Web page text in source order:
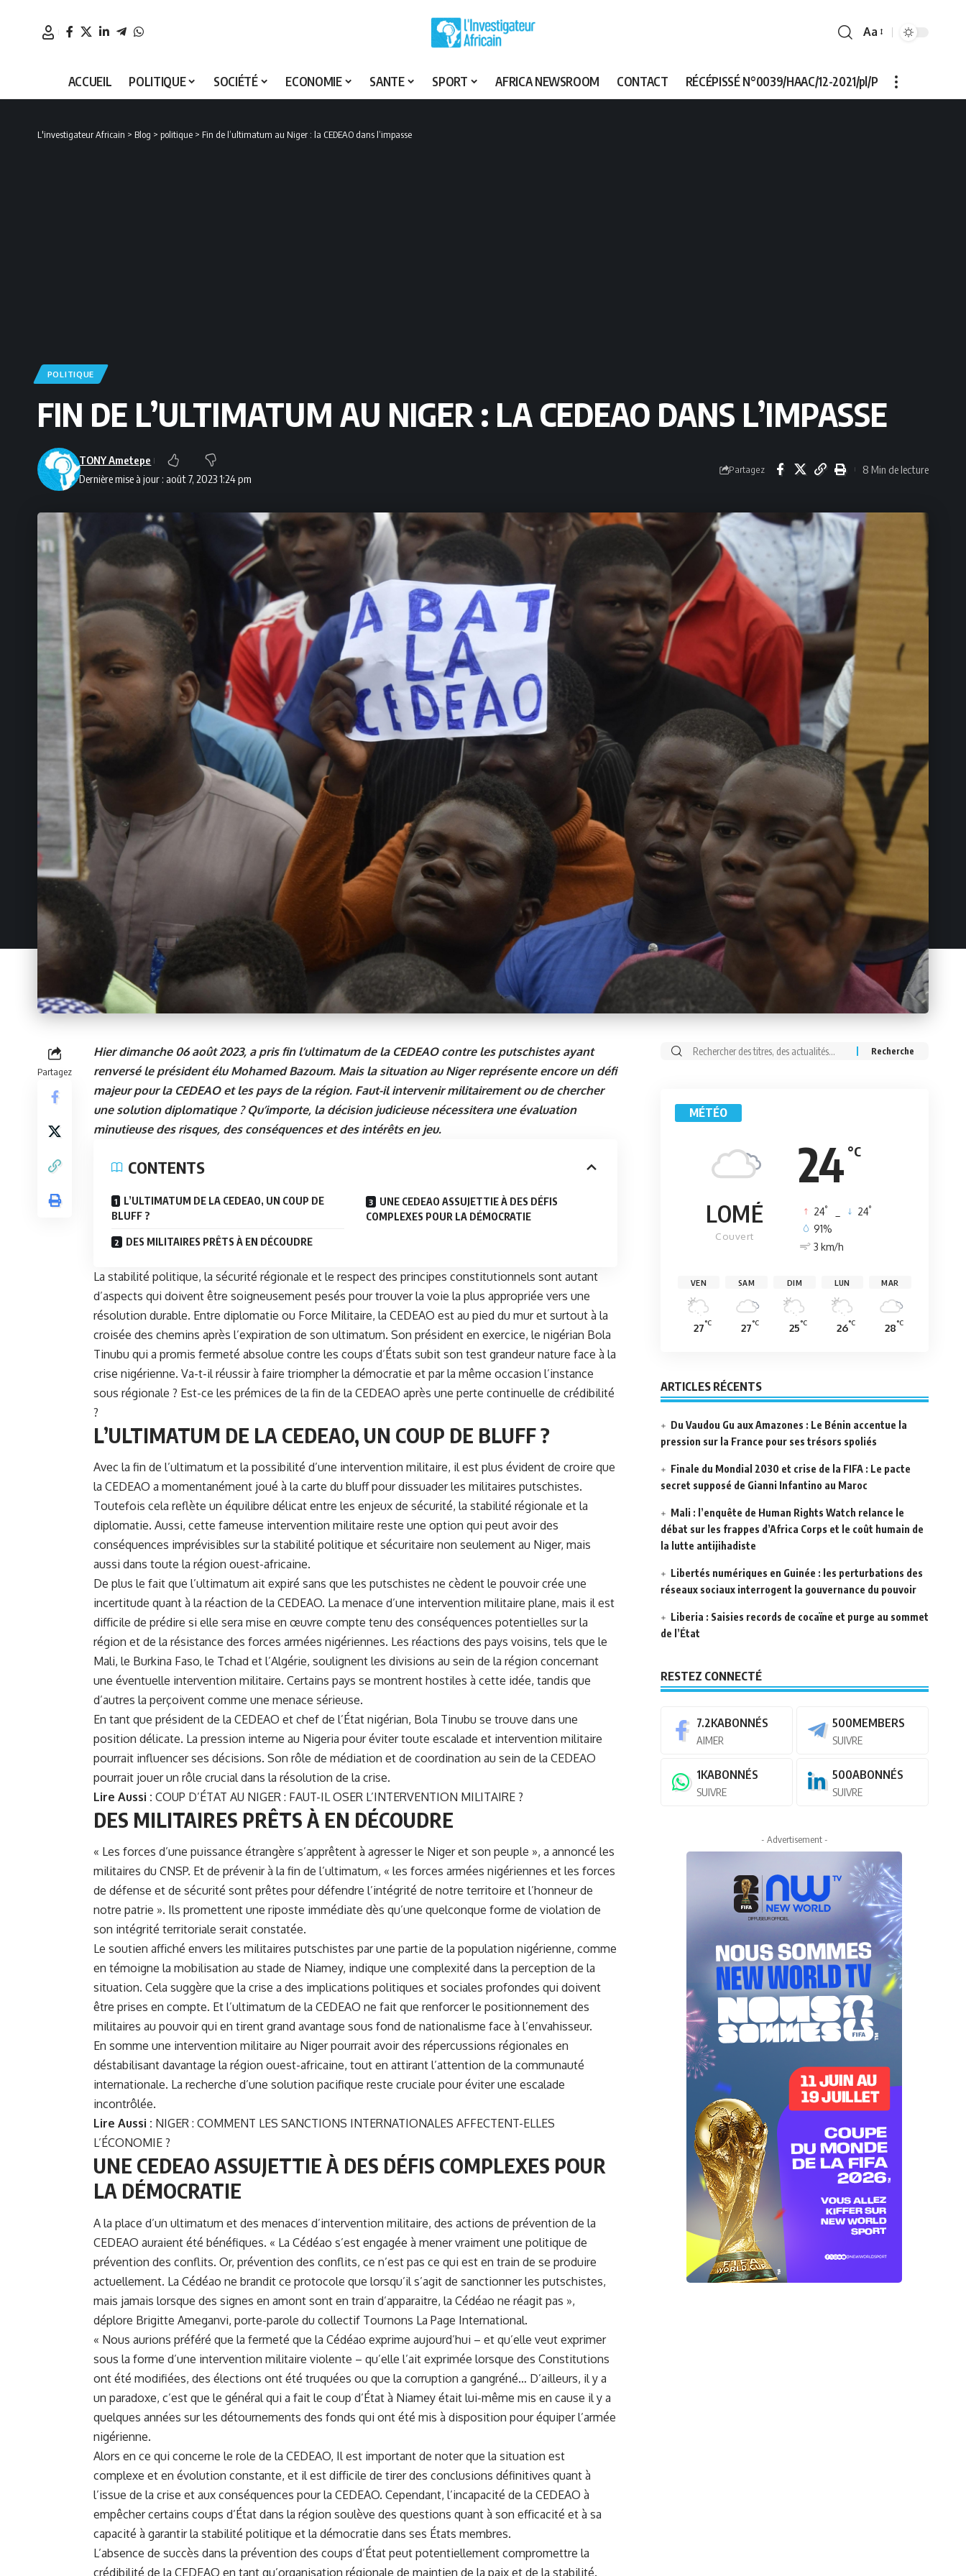
Font
Aa
ACCUEIL POLITIQUE SOCIÉTÉ ECONOMIE SANTE SPORT AFRICA NEWSROOM CONTACT RÉCÉPISSÉ N°0039/HAAC/12-2021/pl/P
L'investigateur Africain > Blog > politique > Fin de l’ultimatum au Niger : la CEDEAO dans l’impasse
POLITIQUE
FIN DE L’ULTIMATUM AU NIGER : LA CEDEAO DANS L’IMPASSE
Dernière mise à jour : août 7, 2023 1:24 pm
TONY Ametepe
Partagez 8 Min de lecture
Partagez
Hier dimanche 06 août 2023, a pris fin l’ultimatum de la CEDEAO contre les putschistes ayant
renversé le président élu Mohamed Bazoum. Mais la situation au Niger représente encore un défi
majeur pour la CEDEAO et les pays de la région. Faut-il intervenir militairement ou de chercher
une solution diplomatique ? Qu’importe, la décision judicieuse nécessitera une évaluation
minutieuse des risques, des conséquences et des intérêts en jeu.
CONTENTS
L’ULTIMATUM DE LA CEDEAO, UN COUP DE
BLUFF ?
DES MILITAIRES PRÊTS À EN DÉCOUDRE
UNE CEDEAO ASSUJETTIE À DES DÉFIS
COMPLEXES POUR LA DÉMOCRATIE
La stabilité politique, la sécurité régionale et le respect des principes constitutionnels sont autant
d’aspects qui doivent être soigneusement pesés pour trouver la voie la plus appropriée vers une
résolution durable. Entre diplomatie ou Force Militaire, la CEDEAO est au pied du mur et surtout à la
croisée des chemins après l’expiration de son ultimatum. Son président en exercice, le nigérian Bola
Tinubu qui a promis fermeté absolue contre les coups d’États subit son test grandeur nature face à la
crise nigérienne. Va-t-il réussir à faire triompher la démocratie et par la même occasion l’instance
sous régionale ? Est-ce les prémices de la fin de la CEDEAO après une perte continuelle de crédibilité
?
L’ULTIMATUM DE LA CEDEAO, UN COUP DE BLUFF ?
Avec la fin de l’ultimatum et la possibilité d’une intervention militaire, il est plus évident de croire que
la CEDEAO a momentanément joué à la carte du bluff pour dissuader les militaires putschistes.
Toutefois cela reflète un équilibre délicat entre les enjeux de sécurité, la stabilité régionale et la
diplomatie. Aussi, cette fameuse intervention militaire reste une option qui peut avoir des
conséquences imprévisibles sur la stabilité politique et sécuritaire non seulement au Niger, mais
aussi dans toute la région ouest-africaine.
De plus le fait que l’ultimatum ait expiré sans que les putschistes ne cèdent le pouvoir crée une
incertitude quant à la réaction de la CEDEAO. La menace d’une intervention militaire plane, mais il est
difficile de prédire si elle sera mise en œuvre compte tenu des conséquences potentielles sur la
région et de la résistance des forces armées nigériennes. Les réactions des pays voisins, tels que le
Mali, le Burkina Faso, le Tchad et l’Algérie, soulignent les divisions au sein de la région concernant
une éventuelle intervention militaire. Certains pays se montrent hostiles à cette idée, tandis que
d’autres la perçoivent comme une menace sérieuse.
En tant que président de la CEDEAO et chef de l’État nigérian, Bola Tinubu se trouve dans une
position délicate. La pression interne au Nigeria pour éviter toute escalade et intervention militaire
pourrait influencer ses décisions. Son rôle de médiation et de coordination au sein de la CEDEAO
pourrait jouer un rôle crucial dans la résolution de la crise.
Lire Aussi : COUP D’ÉTAT AU NIGER : FAUT-IL OSER L’INTERVENTION MILITAIRE ?
DES MILITAIRES PRÊTS À EN DÉCOUDRE
« Les forces d’une puissance étrangère s’apprêtent à agresser le Niger et son peuple », a annoncé les
militaires du CNSP. Et de prévenir à la fin de l’ultimatum, « les forces armées nigériennes et les forces
de défense et de sécurité sont prêtes pour défendre l’intégrité de notre territoire et l’honneur de
notre patrie ». Ils promettent une riposte immédiate dès qu’une quelconque forme de violation de
son intégrité territoriale serait constatée.
Le soutien affiché envers les militaires putschistes par une partie de la population nigérienne, comme
en témoigne la mobilisation au stade de Niamey, indique une complexité dans la perception de la
situation. Cela suggère que la crise a des implications politiques et sociales profondes qui doivent
être prises en compte. Et l’ultimatum de la CEDEAO ne fait que renforcer le positionnement des
militaires au pouvoir qui en tirent grand avantage sous fond de nationalisme face à l’envahisseur.
En somme une intervention militaire au Niger pourrait avoir des répercussions régionales en
déstabilisant davantage la région ouest-africaine, tout en attirant l’attention de la communauté
internationale. La recherche d’une solution pacifique reste cruciale pour éviter une escalade
incontrôlée.
Lire Aussi : NIGER : COMMENT LES SANCTIONS INTERNATIONALES AFFECTENT-ELLES
L’ÉCONOMIE ?
UNE CEDEAO ASSUJETTIE À DES DÉFIS COMPLEXES POUR
LA DÉMOCRATIE
A la place d’un ultimatum et des menaces d’intervention militaire, des actions de prévention de la
CEDEAO auraient été bénéfiques. « La Cédéao s’est engagée à mener vraiment une politique de
prévention des conflits. Or, prévention des conflits, ce n’est pas ce qui est en train de se produire
actuellement. La Cédéao ne brandit ce protocole que lorsqu’il s’agit de sanctionner les putschistes,
mais jamais lorsque des signes en amont sont en train d’apparaitre, la Cédéao ne réagit pas »,
déplore Brigitte Ameganvi, porte-parole du collectif Tournons La Page International.
« Nous aurions préféré que la fermeté que la Cédéao exprime aujourd’hui – et qu’elle veut exprimer
sous la forme d’une intervention militaire violente – qu’elle l’ait exprimée lorsque des Constitutions
ont été modifiées, des élections ont été truquées ou que la corruption a gangréné… D’ailleurs, il y a
un paradoxe, c’est que le général qui a fait le coup d’État à Niamey était lui-même mis en cause il y a
quelques années sur les détournements des fonds qui ont été mis à disposition pour équiper l’armée
nigérienne.
Alors en ce qui concerne le role de la CEDEAO, Il est important de noter que la situation est
complexe et en évolution constante, et il est difficile de tirer des conclusions définitives quant à
l’issue de la crise et aux conséquences pour la CEDEAO. Cependant, l’incapacité de la CEDEAO à
empêcher certains coups d’État dans la région soulève des questions quant à son efficacité et à sa
capacité à garantir la stabilité politique et la démocratie dans ses États membres.
L’absence de succès dans la prévention des coups d’État peut potentiellement compromettre la
crédibilité de la CEDEAO en tant qu’organisation régionale de maintien de la paix et de la stabilité.
Rechercher:
MÉTÉO
24 °C
LOMÉ
Couvert
24° 24°
91%
3 km/h
VEN
27°C
SAM
27°C
DIM
25°C
LUN
26°C
MAR
28°C
ARTICLES RÉCENTS
Du Vaudou Gu aux Amazones : Le Bénin accentue la
pression sur la France pour ses trésors spoliés
Finale du Mondial 2030 et crise de la FIFA : Le pacte
secret supposé de Gianni Infantino au Maroc
Mali : l’enquête de Human Rights Watch relance le
débat sur les frappes d’Africa Corps et le coût humain de
la lutte antijihadiste
Libertés numériques en Guinée : les perturbations des
réseaux sociaux interrogent la gouvernance du pouvoir
Liberia : Saisies records de cocaïne et purge au sommet
de l’État
RESTEZ CONNECTÉ
7.2KABONNÉS
AIMER
500MEMBERS
SUIVRE
1KABONNÉS
SUIVRE
500ABONNÉS
SUIVRE
- Advertisement -